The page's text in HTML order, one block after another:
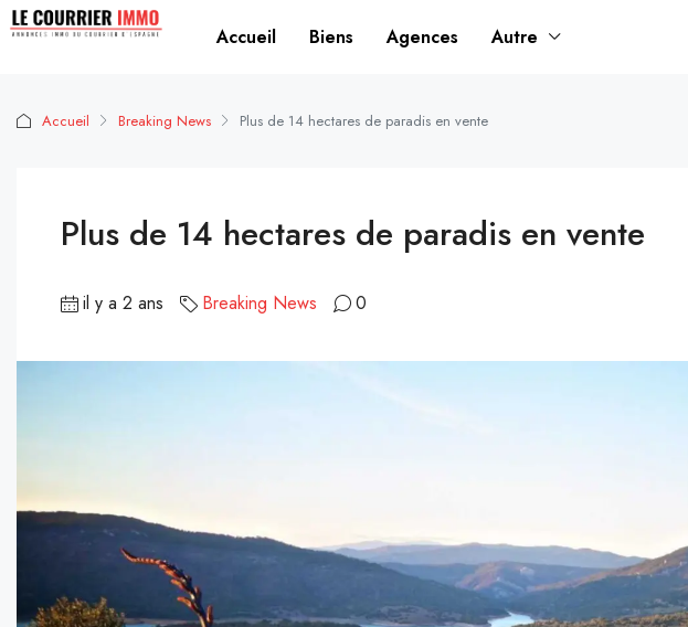
Accueil Biens Agences Autre
Accueil Breaking News Plus de 14 hectares de paradis en vente
Plus de 14 hectares de paradis en vente
il y a 2 ans Breaking News 0